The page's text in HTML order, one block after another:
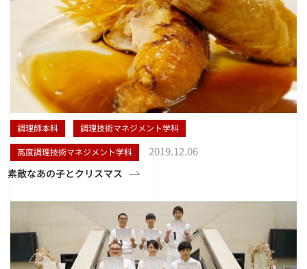
調理師本科 調理技術マネジメント学科
高度調理技術マネジメント学科 2019.12.06
素敵なあの子とクリスマス